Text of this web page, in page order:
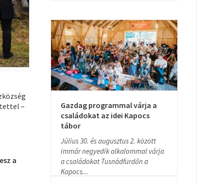
–
a
Gazdag programmal várja a
családokat az idei Kapocs
tábor
Július 30. és augusztus 2. között
immár negyedik alkalommal várja
a családokat Tusnádfürdőn a
Kapocs...